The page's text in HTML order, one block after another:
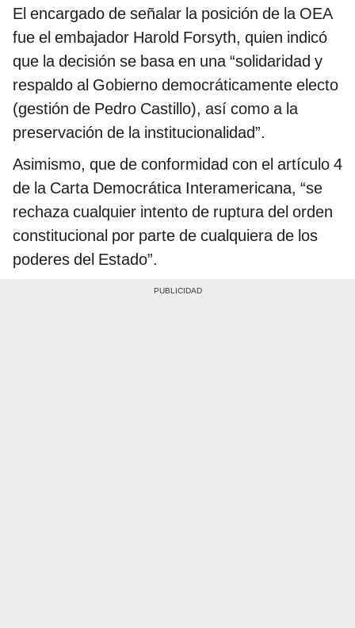
El encargado de señalar la posición de la OEA
fue el embajador Harold Forsyth, quien indicó
que la decisión se basa en una “solidaridad y
respaldo al Gobierno democráticamente electo
(gestión de Pedro Castillo), así como a la
preservación de la institucionalidad”.
Asimismo, que de conformidad con el artículo 4
de la Carta Democrática Interamericana, “se
rechaza cualquier intento de ruptura del orden
constitucional por parte de cualquiera de los
poderes del Estado”.